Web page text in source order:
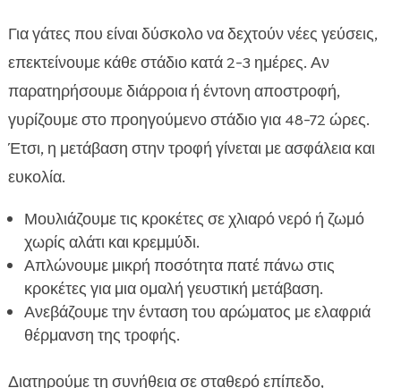
Για γάτες που είναι δύσκολο να δεχτούν νέες γεύσεις,
επεκτείνουμε κάθε στάδιο κατά 2-3 ημέρες. Αν
παρατηρήσουμε διάρροια ή έντονη αποστροφή,
γυρίζουμε στο προηγούμενο στάδιο για 48-72 ώρες.
Έτσι, η μετάβαση στην τροφή γίνεται με ασφάλεια και
ευκολία.
Μουλιάζουμε τις κροκέτες σε χλιαρό νερό ή ζωμό
χωρίς αλάτι και κρεμμύδι.
Απλώνουμε μικρή ποσότητα πατέ πάνω στις
κροκέτες για μια ομαλή γευστική μετάβαση.
Ανεβάζουμε την ένταση του αρώματος με ελαφριά
θέρμανση της τροφής.
Διατηρούμε τη συνήθεια σε σταθερό επίπεδο,